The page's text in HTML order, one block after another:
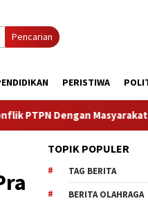
Pencarian
PERISTIWA
Cot Girek, Warga
TOPIK POPULER
TAG BERITA
BERITA OLAHRAGA